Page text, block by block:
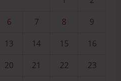
6 7 8
9
13 14 15
16
20 21 22
23